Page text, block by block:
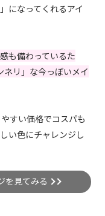
になってくれるアイ
も備わっているた
リ」な今っぽいメイ
すい価格でコスパも
い色にチャレンジし
を見てみる